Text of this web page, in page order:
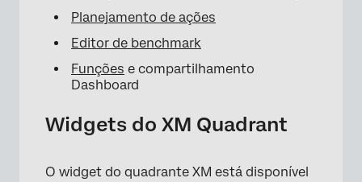
Planejamento de ações
Editor de benchmark
Funções e compartilhamento
Dashboard
Widgets do XM Quadrant
O widget do quadrante XM está disponível